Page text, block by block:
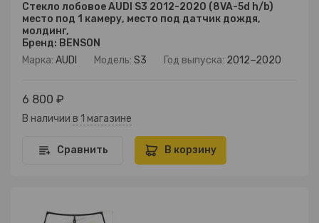
Стекло лобовое AUDI S3 2012-2020 (8VA-5d h/b)
место под 1 камеру, место под датчик дождя,
молдинг,
Бренд: BENSON
Марка: AUDI Модель: S3 Год выпуска: 2012−2020
6 800 ₽
В наличии в 1 магазине
Сравнить В корзину